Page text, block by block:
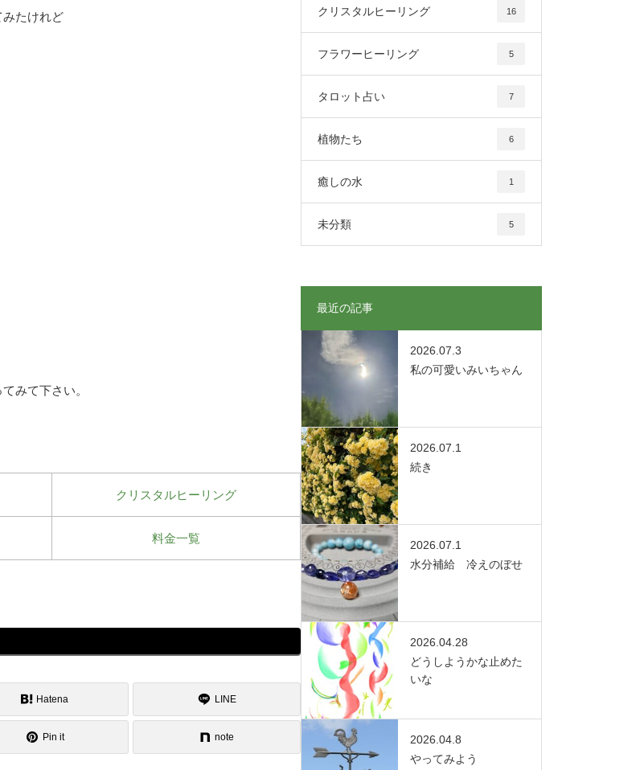
たけれど
みて下さい。
クリスタルヒーリング
料金一覧
Hatena LINE
Pin it note
クリスタルヒーリング 16
フラワーヒーリング 5
タロット占い 7
植物たち 6
癒しの水 1
未分類 5
最近の記事
2026.07.3
私の可愛いみいちゃん
2026.07.1
続き
2026.07.1
水分補給 冷えのぼせ
2026.04.28
どうしようかな止めた
いな
2026.04.8
やってみよう